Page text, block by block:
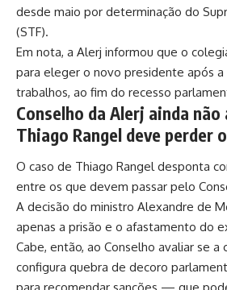
desde maio por determinação do
(STF).
Em nota, a Alerj informou que o
para eleger o novo presidente após
trabalhos, ao fim do recesso
Conselho da Alerj ainda não
Thiago Rangel deve perder
O caso de Thiago Rangel desponta
entre os que devem passar pelo
A decisão do ministro Alexandre de
apenas a prisão e o afastamento do
Cabe, então, ao Conselho avaliar se
configura quebra de decoro